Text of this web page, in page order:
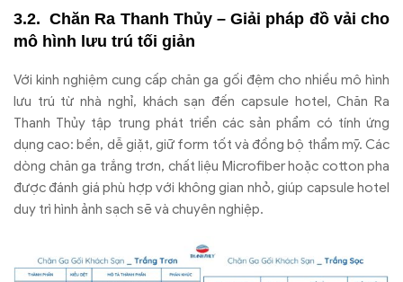
Chăn Ra Thanh Thủy – Giải pháp đồ vải cho
mô hình lưu trú tối giản
Với kinh nghiệm cung cấp chăn ga gối đệm cho nhiều mô hình
lưu trú từ nhà nghỉ, khách sạn đến capsule hotel, Chăn Ra
Thanh Thủy tập trung phát triển các sản phẩm có tính ứng
dụng cao: bền, dễ giặt, giữ form tốt và đồng bộ thẩm mỹ. Các
dòng chăn ga trắng trơn, chất liệu Microfiber hoặc cotton pha
được đánh giá phù hợp với không gian nhỏ, giúp capsule hotel
duy trì hình ảnh sạch sẽ và chuyên nghiệp.